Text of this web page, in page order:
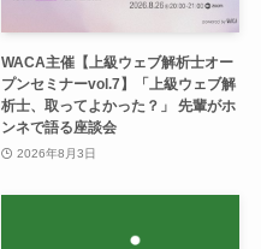
WACA主催【上級ウェブ解析士オー
プンセミナーvol.7】「上級ウェブ解
析士、取ってよかった？」 先輩がホ
ンネで語る座談会
2026年8月3日